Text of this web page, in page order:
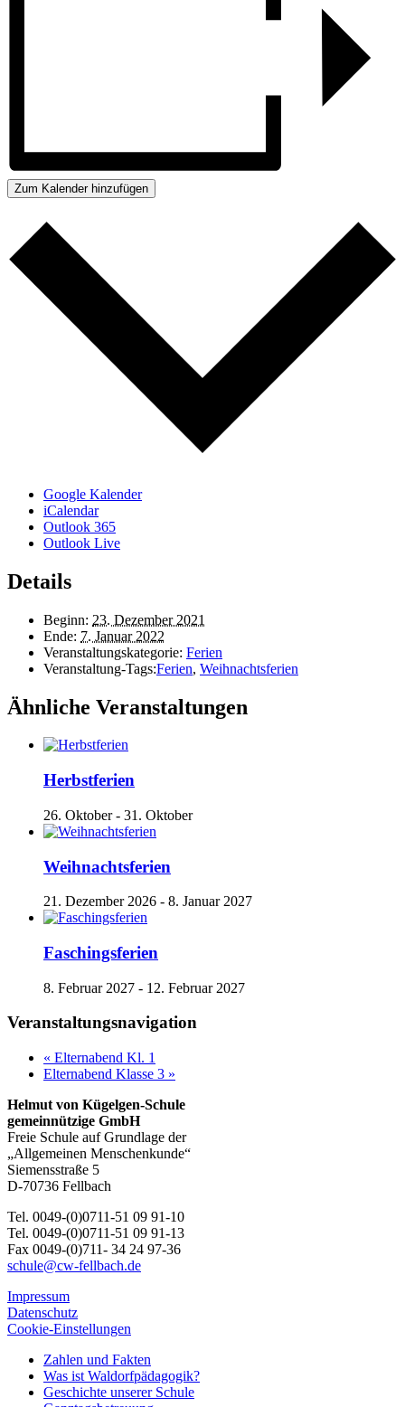
Zum Kalender hinzufügen
Google Kalender
iCalendar
Outlook 365
Outlook Live
Details
Beginn: 23. Dezember 2021
Ende: 7. Januar 2022
Veranstaltungskategorie: Ferien
Veranstaltung-Tags:Ferien, Weihnachtsferien
Ähnliche Veranstaltungen
Herbstferien
26. Oktober- 31. Oktober
Weihnachtsferien
21. Dezember 2026 - 8. Januar 2027
Faschingsferien
8. Februar 2027 - 12. Februar 2027
Veranstaltungsnavigation
« Elternabend Kl. 1
Elternabend Klasse 3 »
Helmut von Kügelgen-Schule
gemeinnützige GmbH
Freie Schule auf Grundlage der
„Allgemeinen Menschenkunde“
Siemensstraße 5
D-70736 Fellbach
Tel. 0049-(0)0711-51 09 91-10
Tel. 0049-(0)0711-51 09 91-13
Fax 0049-(0)711- 34 24 97-36
schule@cw-fellbach.de
Impressum
Datenschutz
Cookie-Einstellungen
Zahlen und Fakten
Was ist Waldorfpädagogik?
Geschichte unserer Schule